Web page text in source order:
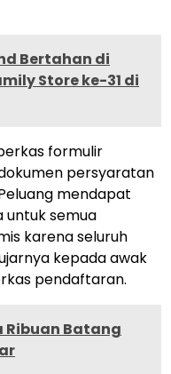
Bertahan di
Store ke-31 di
formulir
persyaratan
mendapat
untuk semua
karena seluruh
kepada awak
pendaftaran.
Ribuan Batang